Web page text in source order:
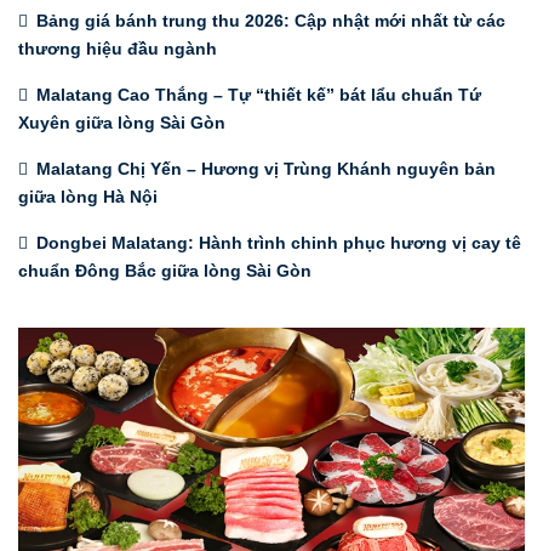
Bảng giá bánh trung thu 2026: Cập nhật mới nhất từ các
thương hiệu đầu ngành
Malatang Cao Thắng – Tự “thiết kế” bát lẩu chuẩn Tứ
Xuyên giữa lòng Sài Gòn
Malatang Chị Yến – Hương vị Trùng Khánh nguyên bản
giữa lòng Hà Nội
Dongbei Malatang: Hành trình chinh phục hương vị cay tê
chuẩn Đông Bắc giữa lòng Sài Gòn